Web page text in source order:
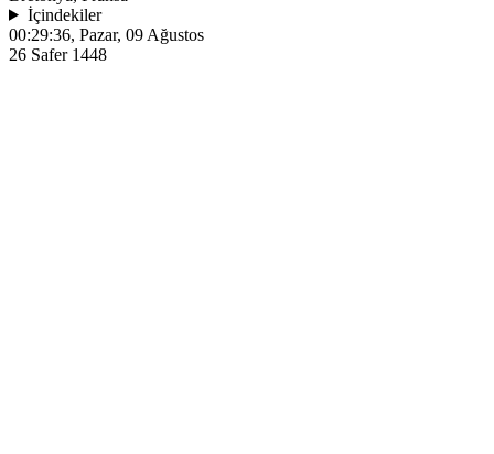
İçindekiler
00:29:36, Pazar, 09 Ağustos
26 Safer 1448